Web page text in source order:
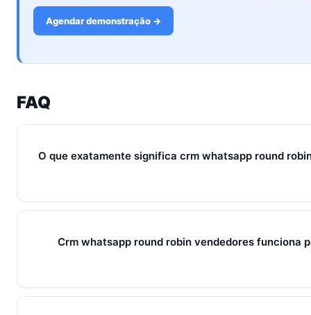
Agendar demonstração →
FAQ
O que exatamente significa crm whatsapp round
Em 2026, crm whatsapp round robin vendedores representa
venda em um fluxo único. Em PMEs brasileiras, gira sempre
Crm whatsapp round robin vendedores funciona
Sim — e quanto antes melhor. Implantar crm whatsapp